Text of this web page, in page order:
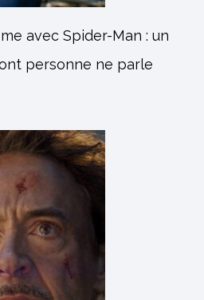
avec Spider-Man : un
personne ne parle